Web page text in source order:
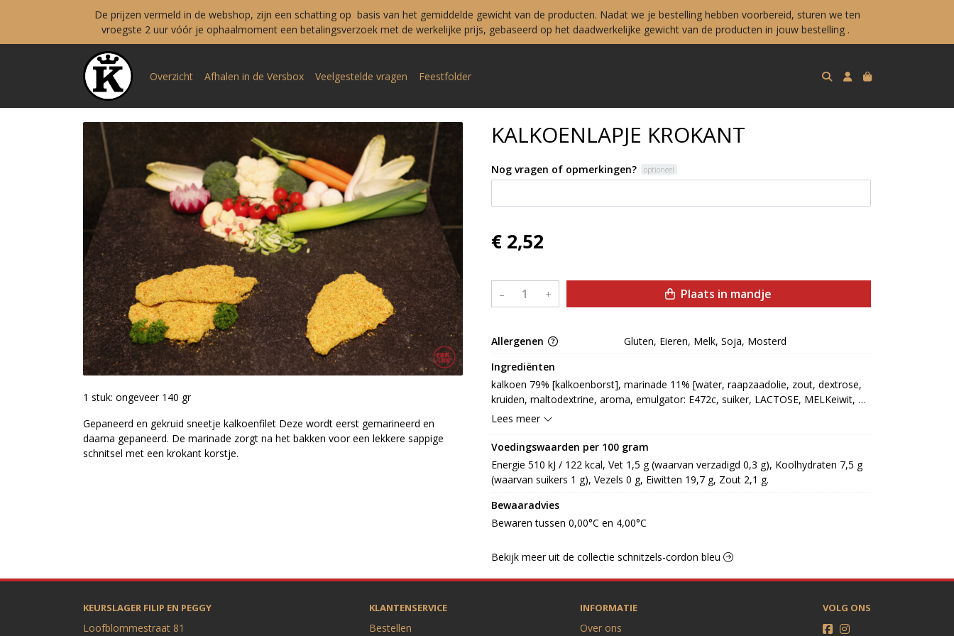
De prijzen vermeld in de webshop, zijn een schatting op basis van het gemiddelde gewicht van de producten. Nadat we je bestelling hebben voorbereid, sturen we ten
vroegste 2 uur vóór je ophaalmoment een betalingsverzoek met de werkelijke prijs, gebaseerd op het daadwerkelijke gewicht van de producten in jouw bestelling .
Overzicht Afhalen in de Versbox Veelgestelde vragen Feestfolder
1 stuk: ongeveer 140 gr
Gepaneerd en gekruid sneetje kalkoenfilet Deze wordt eerst gemarineerd en
daarna gepaneerd. De marinade zorgt na het bakken voor een lekkere sappige
schnitsel met een krokant korstje.
KALKOENLAPJE KROKANT
Nog vragen of opmerkingen? optioneel
€ 2,52
– + Plaats in mandje
Allergenen
Gluten, Eieren, Melk, Soja, Mosterd
Ingrediënten
kalkoen 79% [kalkoenborst], marinade 11% [water, raapzaadolie, zout, dextrose,
kruiden, maltodextrine, aroma, emulgator: E472c, suiker, LACTOSE, MELKeiwit,
gemodificeerd zetmeel, glucosestroop, kruidenextract, uiextract, zuurteregelaar:
verdikkingsmiddel: E401, E412, E415], paneermeel 11% [TARWEzetmeel,
maiszetmeel, zout, spec [koriander, paprikapoeder, peper, kurkuma, MOSTERD,
chili], glutaminaat, dextrose, aroma (EI, SOJA) ,kruid] (GERST, GLUTEN)
Lees meer
Voedingswaarden per 100 gram
Energie 510 kJ / 122 kcal, Vet 1,5 g (waarvan verzadigd 0,3 g), Koolhydraten 7,5 g
(waarvan suikers 1 g), Vezels 0 g, Eiwitten 19,7 g, Zout 2,1 g.
Bewaaradvies
Bewaren tussen 0,00°C en 4,00°C
Bekijk meer uit de collectie schnitzels-cordon bleu
KEURSLAGER FILIP EN PEGGY
Loofblommestraat 81
KLANTENSERVICE
Bestellen
INFORMATIE
Over ons
VOLG ONS